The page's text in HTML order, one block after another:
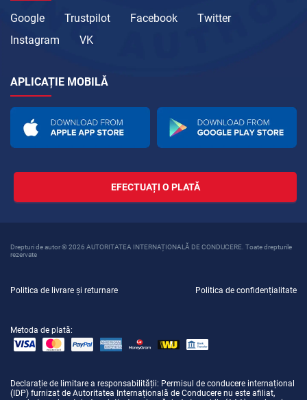
Google Trustpilot Facebook
Twitter
Instagram
VK
APLICAȚIE MOBILĂ
EFECTUAȚI O PLATĂ
Drepturi de autor © 2026 AUTORITATEA INTERNAȚIONALĂ DE CONDUCERE. Toate drepturile
rezervate
Politica de livrare și returnare Politica de confidențialitate
Metoda de plată:
Declarație de limitare a responsabilității: Permisul de conducere internațional
(IDP) furnizat de Autoritatea Internațională de Conducere nu este afiliat,